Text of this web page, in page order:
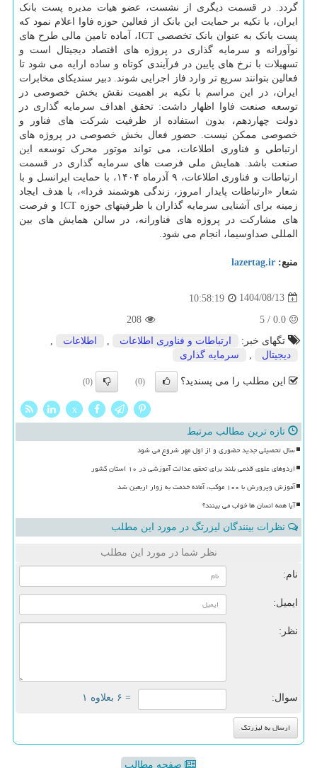
گردد. در قسمت دیگری از نشست، عضو هیات مدیره پست بانک
ایران، با تکیه بر حمایت این بانک از فعالین حوزه فاوا اعلام نمود که
پست بانک به عنوان بانک تخصصی ICT، آماده تامین مالی طرح های
نوآورانه و سرمایه گذاری در پروژه های اقتصاد دیجیتال است و
تسهیلات با نرخ های پایین در فرآیندی کوتاه و ساده ارایه می شود تا
فعالین بتوانند سریع تر وارد فاز اجرایی شوند. دبیر سندیکای مخابرات
ایران، در این مراسم با تکیه بر اهمیت نقش بخش خصوصی در
توسعه صنعت فاوا اظهار داشت: تحقق اهداف سرمایه گذاری در
دولت چهاردهم، بدون استفاده از ظرفیت شرکت های فناور و
خصوصی ممکن نیست. حضور فعال بخش خصوصی در پروژه های
ارتباطی و فناوری اطلاعات، می تواند موتور محرک توسعه این
صنعت باشد. همایش ملی فرصت های سرمایه گذاری در قسمت
ارتباطات و فناوری اطلاعات، ۹ آذرماه ۱۴۰۴، با حمایت ایرانسل و با
شعار «ارتباطات پایدار امروز، زندگی هوشمند فردا»، با هدف ایجاد
زمینه برای آشنایی سرمایه گذاران با ظرفیتهای حوزه ICT و فرصت
های مشارکت در پروژه های فناورانه، در سالن همایش های بین
المللی صداوسیما، انجام می شود.
منبع: lazertag.ir
1404/08/13
10:58:19
0.0
/
5
208
تگهای خبر:
ارتباطات و فناوری اطلاعات , اطلاعات
,
دیجیتال
, سرمایه گذاری
این مطلب را می پسندید؟ (0)
(0)
x
تازه ترین مطالب مرتبط
سال تحصیلی جدید حضوری و از اول مهر شروع می شود
اردوهای علوی قدمی بلند برای تحقق عدالت آموزشی در ۱۰ استان کشور
آموزش وپرورش با ۱۰۰ موکب، آماده خدمت به زوار اربعین شد
آیا همه انسان ها خواب می بینند؟
نظرات بینندگان لیزرتگ در مورد این مطلب
نظر شما در مورد این مطلب
نام:
ایمیل:
نظر:
سوال: = ۶ بعلاوه ۱
صفحه مطالب